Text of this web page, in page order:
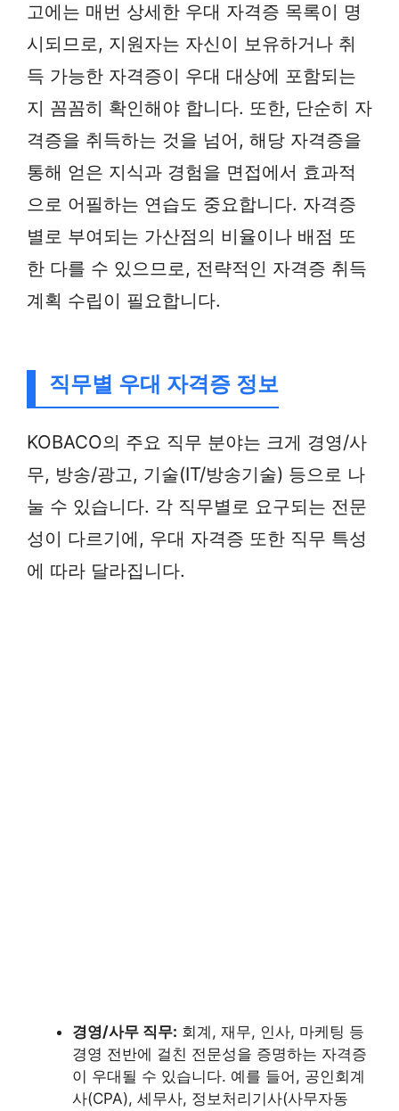
고에는 매번 상세한 우대 자격증 목록이 명
시되므로, 지원자는 자신이 보유하거나 취
득 가능한 자격증이 우대 대상에 포함되는
지 꼼꼼히 확인해야 합니다. 또한, 단순히 자
격증을 취득하는 것을 넘어, 해당 자격증을
통해 얻은 지식과 경험을 면접에서 효과적
으로 어필하는 연습도 중요합니다. 자격증
별로 부여되는 가산점의 비율이나 배점 또
한 다를 수 있으므로, 전략적인 자격증 취득
계획 수립이 필요합니다.
직무별 우대 자격증 정보
KOBACO의 주요 직무 분야는 크게 경영/사
무, 방송/광고, 기술(IT/방송기술) 등으로 나
눌 수 있습니다. 각 직무별로 요구되는 전문
성이 다르기에, 우대 자격증 또한 직무 특성
에 따라 달라집니다.
경영/사무 직무: 회계, 재무, 인사, 마케팅 등
경영 전반에 걸친 전문성을 증명하는 자격증
이 우대될 수 있습니다. 예를 들어, 공인회계
사(CPA), 세무사, 정보처리기사(사무자동